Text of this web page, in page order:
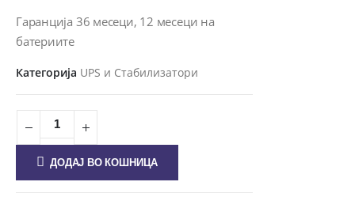
Гаранција 36 месеци, 12 месеци на
батериите
Категорија UPS и Стабилизатори
ДОДАЈ ВО КОШНИЦА